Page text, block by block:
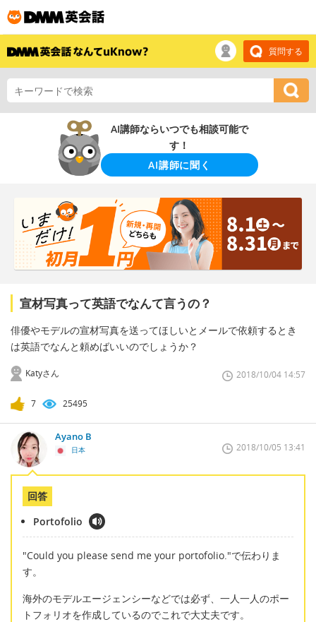
質問する
AI講師ならいつでも相談可能で
す！
AI講師に聞く
宣材写真って英語でなんて言うの？
俳優やモデルの宣材写真を送ってほしいとメールで依頼するとき
は英語でなんと頼めばいいのでしょうか？
Katyさん 2018/10/04 14:57
7 25495
Ayano B
日本 2018/10/05 13:41
回答
Portofolio
"Could you please send me your portofolio."で伝わりま
す。
海外のモデルエージェンシーなどでは必ず、一人一人のポー
トフォリオを作成しているのでこれで大丈夫です。